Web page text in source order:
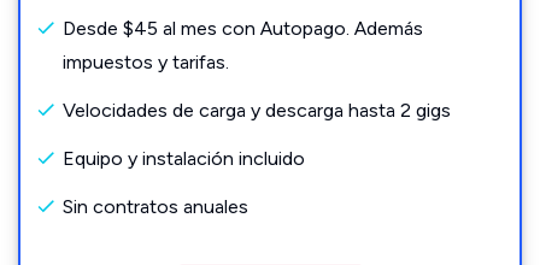
Desde $45 al mes con Autopago. Además
impuestos y tarifas.
Velocidades de carga y descarga hasta 2 gigs
Equipo y instalación incluido
Sin contratos anuales